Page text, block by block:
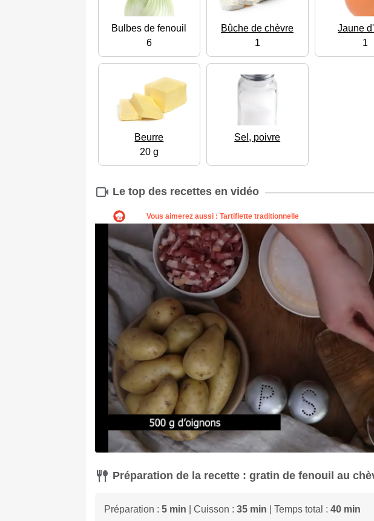
Bulbes de fenouil
6
Bûche de chèvre
1
Jaune
1
Beurre
20 g
Sel, poivre
Le top des recettes en vidéo
Préparation de la recette : gratin de fenouil au
Préparation : 5 min | Cuisson : 35 min | Temps total : 40 min